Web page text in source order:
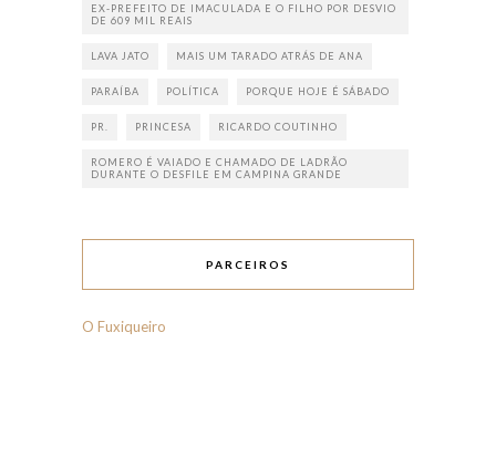
EX-PREFEITO DE IMACULADA E O FILHO POR DESVIO
DE 609 MIL REAIS
LAVA JATO MAIS UM TARADO ATRÁS DE ANA
PARAÍBA POLÍTICA PORQUE HOJE É SÁBADO
PR. PRINCESA RICARDO COUTINHO
ROMERO É VAIADO E CHAMADO DE LADRÃO
DURANTE O DESFILE EM CAMPINA GRANDE
PARCEIROS
O Fuxiqueiro